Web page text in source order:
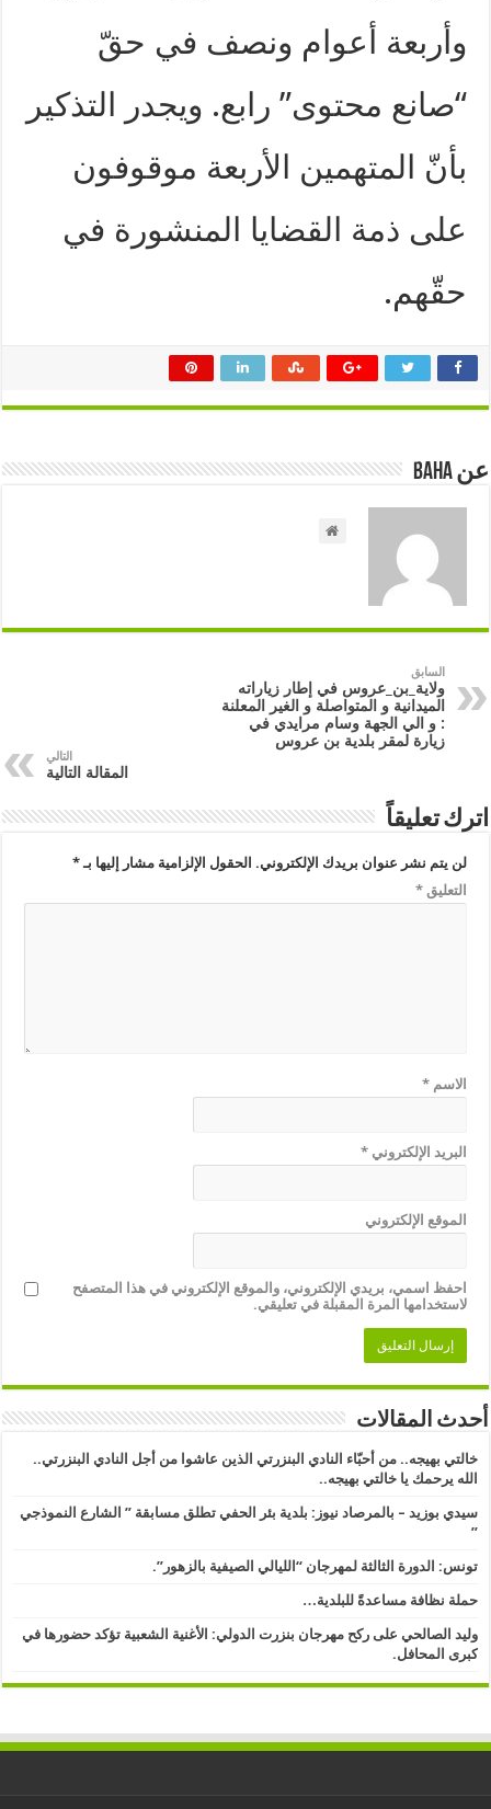
وأربعة أعوام ونصف في حقّ
“صانع محتوى” رابع. ويجدر التذكير
بأنّ المتهمين الأربعة موقوفون
على ذمة القضايا المنشورة في
حقّهم.
عن Baha
السابق
ولاية_بن_عروس في إطار زياراته
الميدانية و المتواصلة و الغير المعلنة
: و الي الجهة وسام مرايدي في
زيارة لمقر بلدية بن عروس
التالي
المقالة التالية
اترك تعليقاً
لن يتم نشر عنوان بريدك الإلكتروني. الحقول الإلزامية مشار إليها بـ*
التعليق*
الاسم*
البريد الإلكتروني*
الموقع الإلكتروني
احفظ اسمي، بريدي الإلكتروني، والموقع الإلكتروني في هذا المتصفح
لاستخدامها المرة المقبلة في تعليقي.
أحدث المقالات
خالتي بهيجه.. من أحبّاء النادي البنزرتي الذين عاشوا من أجل النادي البنزرتي..
الله يرحمك يا خالتي بهيجه..
سيدي بوزيد – بالمرصاد نيوز: بلدية بئر الحفي تطلق مسابقة ” الشارع النموذجي
” ​
تونس: الدورة الثالثة لمهرجان “الليالي الصيفية بالزهور”.
حملة نظافة مساعدةً للبلدية…
وليد الصالحي على ركح مهرجان بنزرت الدولي: الأغنية الشعبية تؤكد حضورها في
كبرى المحافل.